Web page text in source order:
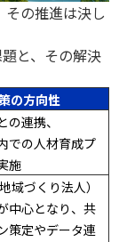
の推進は決し
と、その解決
の方向性
連携、
での人材育成プ
施
域づくり法人）
中心となり、共
策定やデータ連